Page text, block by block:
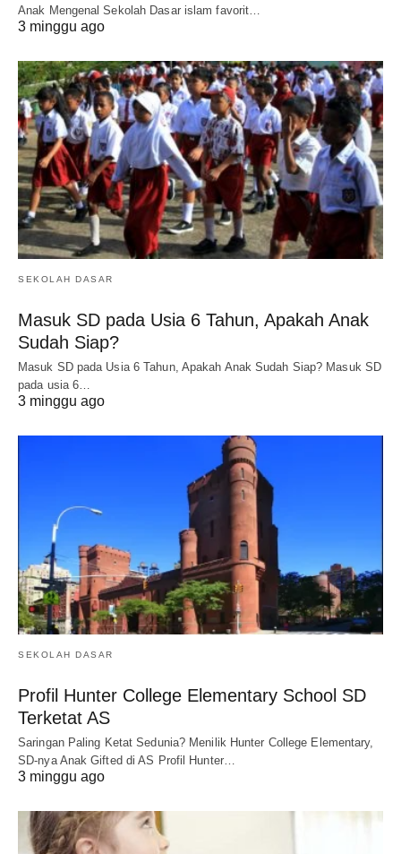
Anak Mengenal Sekolah Dasar islam favorit…
3 minggu ago
SEKOLAH DASAR
Masuk SD pada Usia 6 Tahun, Apakah Anak
Sudah Siap?
Masuk SD pada Usia 6 Tahun, Apakah Anak Sudah Siap? Masuk SD
pada usia 6…
3 minggu ago
SEKOLAH DASAR
Profil Hunter College Elementary School SD
Terketat AS
Saringan Paling Ketat Sedunia? Menilik Hunter College Elementary,
SD-nya Anak Gifted di AS Profil Hunter…
3 minggu ago